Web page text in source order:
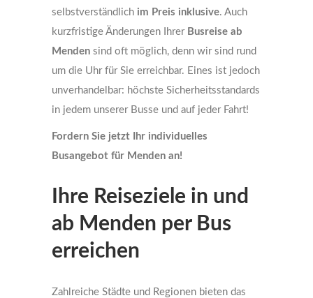
selbstverständlich im Preis inklusive. Auch
kurzfristige Änderungen Ihrer Busreise ab
Menden sind oft möglich, denn wir sind rund
um die Uhr für Sie erreichbar. Eines ist jedoch
unverhandelbar: höchste Sicherheitsstandards
in jedem unserer Busse und auf jeder Fahrt!
Fordern Sie jetzt Ihr individuelles
Busangebot für Menden an!
Ihre Reiseziele in und
ab Menden per Bus
erreichen
Zahlreiche Städte und Regionen bieten das